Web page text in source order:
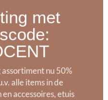
met
nu 50%
alle items in de
accessoires, etuis